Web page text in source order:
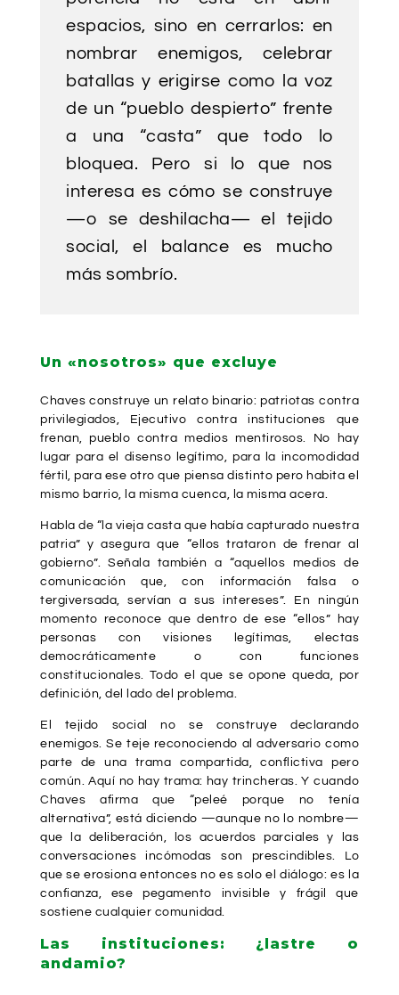
espacios, sino en cerrarlos: en
nombrar enemigos, celebrar
batallas y erigirse como la voz
de un “pueblo despierto” frente
a una “casta” que todo lo
bloquea. Pero si lo que nos
interesa es cómo se construye
—o se deshilacha— el tejido
social, el balance es mucho
más sombrío.
Un «nosotros» que excluye
Chaves construye un relato binario: patriotas contra
privilegiados, Ejecutivo contra instituciones que
frenan, pueblo contra medios mentirosos. No hay
lugar para el disenso legítimo, para la incomodidad
fértil, para ese otro que piensa distinto pero habita el
mismo barrio, la misma cuenca, la misma acera.
Habla de “la vieja casta que había capturado nuestra
patria” y asegura que “ellos trataron de frenar al
gobierno”. Señala también a “aquellos medios de
comunicación que, con información falsa o
tergiversada, servían a sus intereses”. En ningún
momento reconoce que dentro de ese “ellos” hay
personas con visiones legítimas, electas
democráticamente o con funciones
constitucionales. Todo el que se opone queda, por
definición, del lado del problema.
El tejido social no se construye declarando
enemigos. Se teje reconociendo al adversario como
parte de una trama compartida, conflictiva pero
común. Aquí no hay trama: hay trincheras. Y cuando
Chaves afirma que “peleé porque no tenía
alternativa”, está diciendo —aunque no lo nombre—
que la deliberación, los acuerdos parciales y las
conversaciones incómodas son prescindibles. Lo
que se erosiona entonces no es solo el diálogo: es la
confianza, ese pegamento invisible y frágil que
sostiene cualquier comunidad.
Las instituciones: ¿lastre o
andamio?